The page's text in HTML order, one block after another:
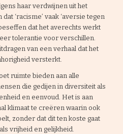
haar verdwijnen uit het
‘racisme’ vaak ‘aversie tegen
dat het averechts werkt
tolerantie voor verschillen.
van een verhaal dat het
versterkt.
ruimte bieden aan alle
die gedijen in diversiteit als
en eenvoud. Het is aan
klimaat te creëren waarin ook
zonder dat dit ten koste gaat
vrijheid en gelijkheid.